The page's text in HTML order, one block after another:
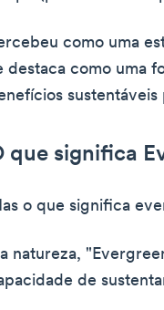
como uma
destaca como uma
sustentáveis
que significa
o que significa
natureza,
de